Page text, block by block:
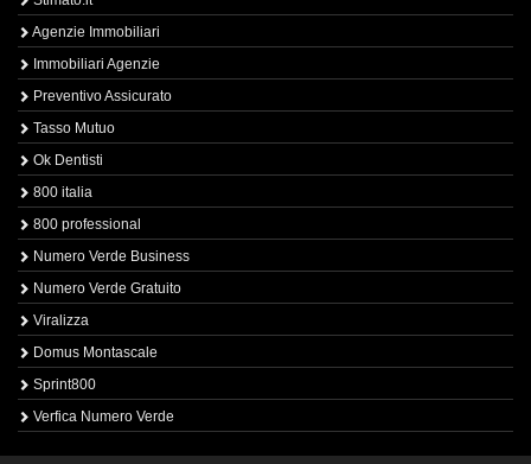
Agenzie Immobiliari
Immobiliari Agenzie
Preventivo Assicurato
Tasso Mutuo
Ok Dentisti
800 italia
800 professional
Numero Verde Business
Numero Verde Gratuito
Viralizza
Domus Montascale
Sprint800
Verfica Numero Verde